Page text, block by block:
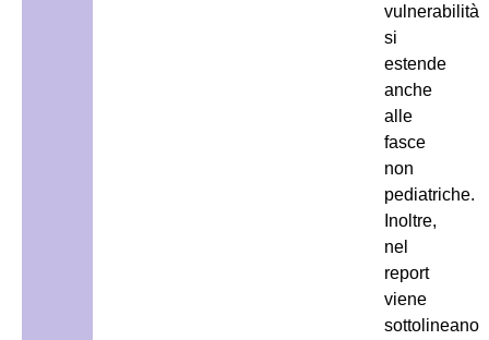
vulnerabilità
si
estende
anche
alle
fasce
non
pediatriche.
Inoltre,
nel
report
viene
sottolineano